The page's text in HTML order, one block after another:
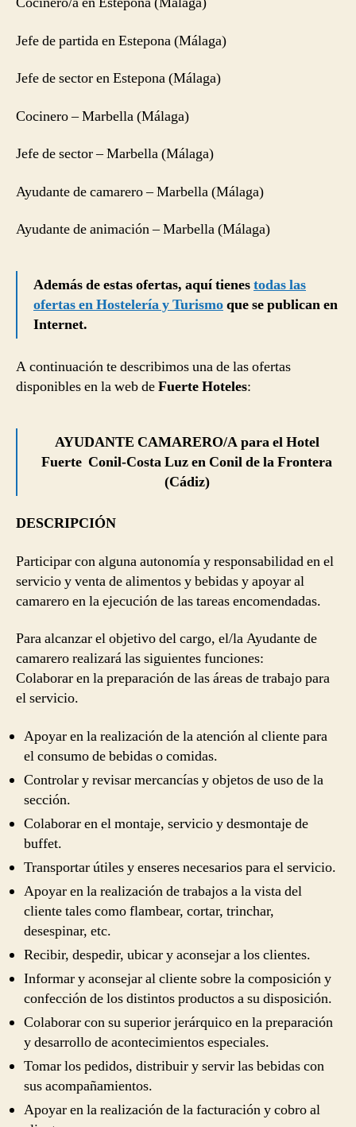
Jefe de partida en Estepona (Málaga)
Jefe de sector en Estepona (Málaga)
Cocinero – Marbella (Málaga)
Jefe de sector – Marbella (Málaga)
Ayudante de camarero – Marbella (Málaga)
Ayudante de animación – Marbella (Málaga)
Además de estas ofertas, aquí tienestodas las
ofertas en Hostelería y Turismoque se publican en
Internet.
A continuación te describimos una de las ofertas
disponibles en la web deFuerte Hoteles:
AYUDANTE CAMARERO/A para el Hotel
Fuerte Conil-Costa Luz en Conil de la Frontera
(Cádiz)
DESCRIPCIÓN
Participar con alguna autonomía y responsabilidad en el
servicio y venta de alimentos y bebidas y apoyar al
camarero en la ejecución de las tareas encomendadas.
Para alcanzar el objetivo del cargo, el/la Ayudante de
camarero realizará las siguientes funciones:
Colaborar en la preparación de las áreas de trabajo para
el servicio.
Apoyar en la realización de la atención al cliente para
el consumo de bebidas o comidas.
Controlar y revisar mercancías y objetos de uso de la
sección.
Colaborar en el montaje, servicio y desmontaje de
buffet.
Transportar útiles y enseres necesarios para el servicio.
Apoyar en la realización de trabajos a la vista del
cliente tales como flambear, cortar, trinchar,
desespinar, etc.
Recibir, despedir, ubicar y aconsejar a los clientes.
Informar y aconsejar al cliente sobre la composición y
confección de los distintos productos a su disposición.
Colaborar con su superior jerárquico en la preparación
y desarrollo de acontecimientos especiales.
Tomar los pedidos, distribuir y servir las bebidas con
sus acompañamientos.
Apoyar en la realización de la facturación y cobro al